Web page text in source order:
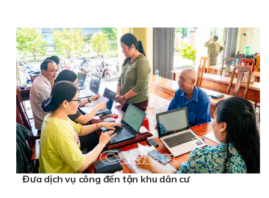
Đưa dịch vụ công đến tận khu dân cư